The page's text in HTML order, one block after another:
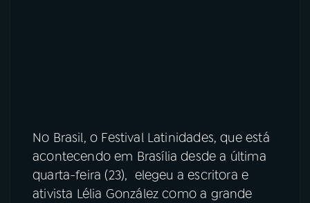
No Brasil, o Festival Latinidades, que está
acontecendo em Brasília desde a última
quarta-feira (23), elegeu a escritora e
ativista Lélia González como a grande